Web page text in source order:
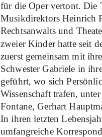
für die Oper vertont. Die
Musikdirektors Heinrich
Rechtsanwalts und
zweier Kinder hatte seit
zuerst gemeinsam mit
Schwester Gabriele in
geführt, wo sich
Wissenschaft trafen,
Fontane, Gerhart
In ihren letzten
umfangreiche